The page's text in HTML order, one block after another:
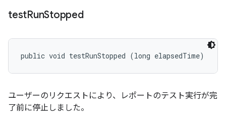
testRunStopped
public void testRunStopped (long elapsedTime)
ユーザーのリクエストにより、レポートのテスト実行が完
了前に停止しました。